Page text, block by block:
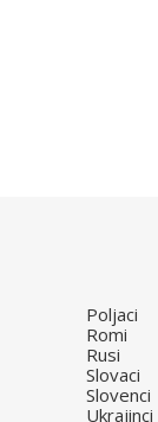
Poljaci
Romi
Rusi
Slovaci
Slovenci
Ukrajinci